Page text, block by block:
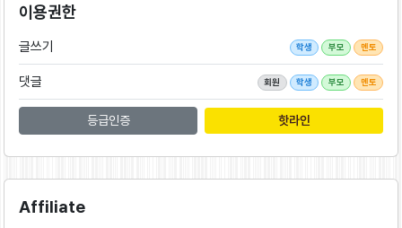
이용권한
글쓰기 학생 부모 멘토
댓글 회원 학생 부모 멘토
등급인증 핫라인
Affiliate